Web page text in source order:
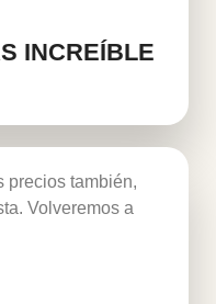
INCREÍBLE
precios también,
Volveremos a